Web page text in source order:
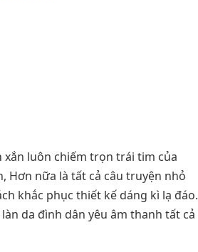
xắn luôn chiếm trọn trái tim của
Hơn nữa là tất cả câu truyện nhỏ
khắc phục thiết kế dáng kì lạ đáo.
da đình dân yêu âm thanh tất cả